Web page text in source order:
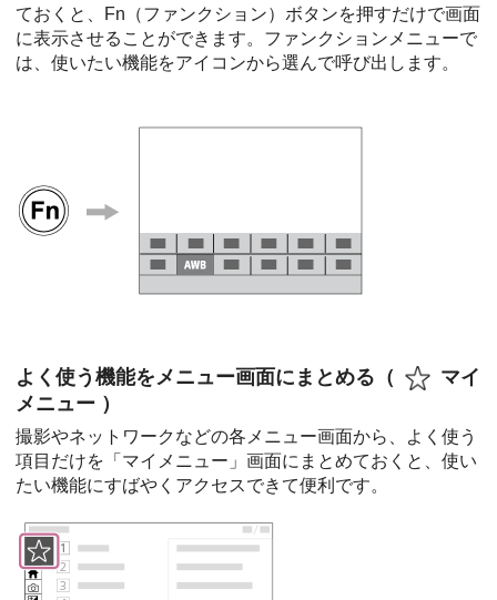
ておくと、Fn（ファンクション）ボタンを押すだけで画面
に表示させることができます。ファンクションメニューで
は、使いたい機能をアイコンから選んで呼び出します。
よく使う機能をメニュー画面にまとめる（
マイ
メニュー ）
撮影やネットワークなどの各メニュー画面から、よく使う
項目だけを「 マイメニュー 」画面にまとめておくと、使い
たい機能にすばやくアクセスできて便利です。